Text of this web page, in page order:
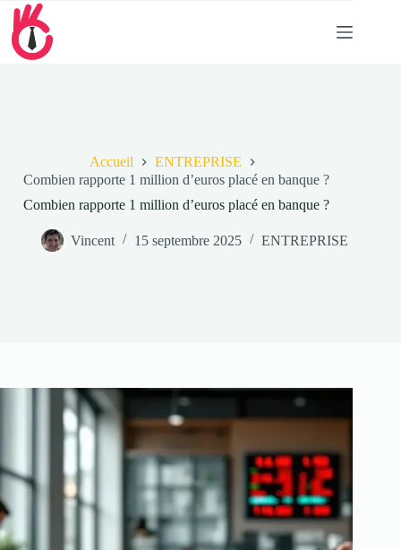
Passer
contenu
Accueil
ENTREPRISE
Combien rapporte 1 million d’euros placé en banque ?
Combien rapporte 1 million d’euros placé en banque ?
Vincent 15 septembre 2025 ENTREPRISE